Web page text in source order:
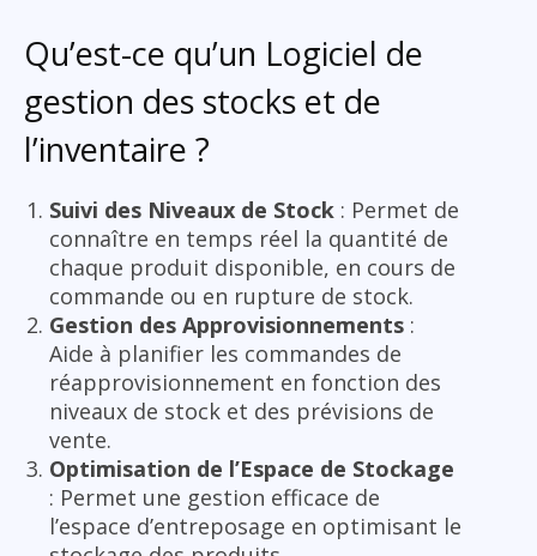
Qu’est-ce qu’un Logiciel de
gestion des stocks et de
l’inventaire ?
Suivi des Niveaux de Stock : Permet de
connaître en temps réel la quantité de
chaque produit disponible, en cours de
commande ou en rupture de stock.
Gestion des Approvisionnements :
Aide à planifier les commandes de
réapprovisionnement en fonction des
niveaux de stock et des prévisions de
vente.
Optimisation de l’Espace de Stockage
: Permet une gestion efficace de
l’espace d’entreposage en optimisant le